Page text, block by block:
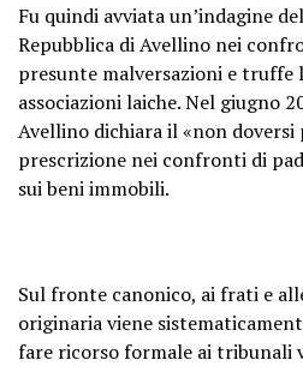
Fu quindi avviata un’indagine
Repubblica di Avellino nei
presunte malversazioni e truffe
associazioni laiche. Nel giugno
Avellino dichiara il «non doversi
prescrizione nei confronti di
sui beni immobili.
Sul fronte canonico, ai frati e
originaria viene
fare ricorso formale ai tribunali